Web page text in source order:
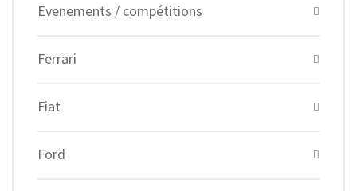
Evenements / compétitions
Ferrari
Fiat
Ford